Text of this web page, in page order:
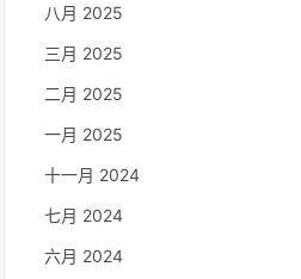
八月 2025
三月 2025
二月 2025
一月 2025
十一月 2024
七月 2024
六月 2024